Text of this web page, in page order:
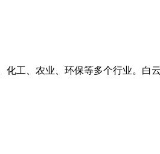
工、农业、环保等多个行业。白